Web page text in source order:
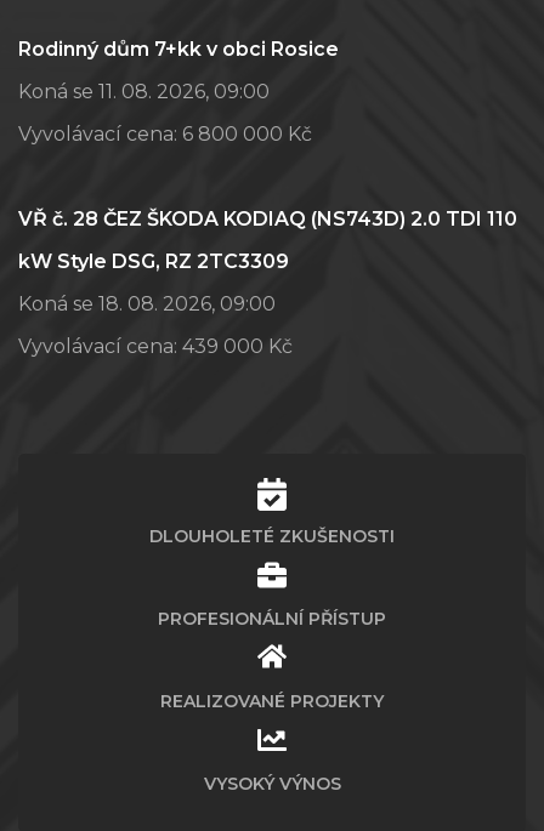
Rodinný dům 7+kk v obci Rosice
Koná se 11. 08. 2026, 09:00
Vyvolávací cena: 6 800 000 Kč
VŘ č. 28 ČEZ ŠKODA KODIAQ (NS743D) 2.0 TDI 110
kW Style DSG, RZ 2TC3309
Koná se 18. 08. 2026, 09:00
Vyvolávací cena: 439 000 Kč
DLOUHOLETÉ ZKUŠENOSTI
PROFESIONÁLNÍ PŘÍSTUP
REALIZOVANÉ PROJEKTY
VYSOKÝ VÝNOS